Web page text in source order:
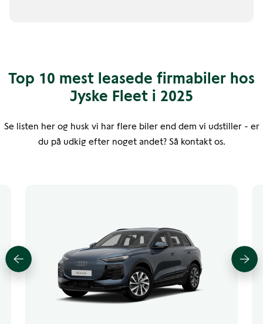
Top 10 mest leasede firmabiler hos
Jyske Fleet i 2025
Se listen her og husk vi har flere biler end dem vi udstiller - er
du på udkig efter noget andet? Så kontakt os.